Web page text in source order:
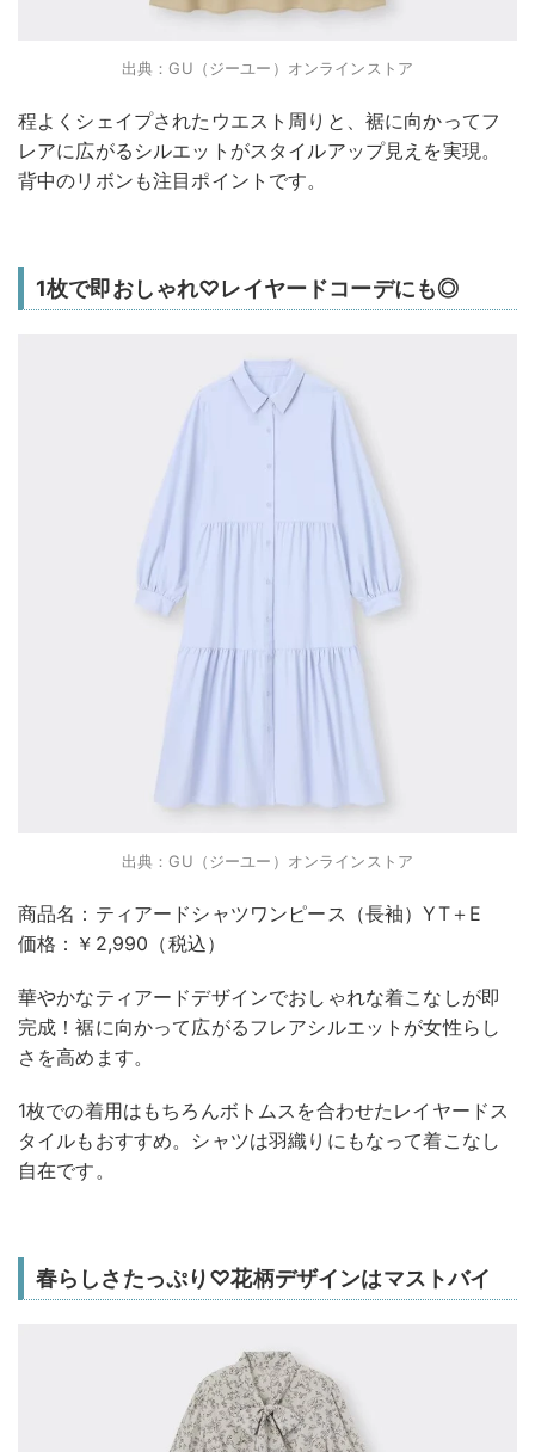
出典：GU（ジーユー）オンラインストア
程よくシェイプされたウエスト周りと、裾に向かってフ
レアに広がるシルエットがスタイルアップ見えを実現。
背中のリボンも注目ポイントです。
1枚で即おしゃれ♡レイヤードコーデにも◎
出典：GU（ジーユー）オンラインストア
商品名：ティアードシャツワンピース（長袖）YT＋E
価格：￥2,990（税込）
華やかなティアードデザインでおしゃれな着こなしが即
完成！裾に向かって広がるフレアシルエットが女性らし
さを高めます。
1枚での着用はもちろんボトムスを合わせたレイヤードス
タイルもおすすめ。シャツは羽織りにもなって着こなし
自在です。
春らしさたっぷり♡花柄デザインはマストバイ